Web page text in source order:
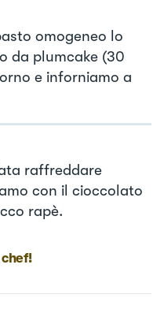
omogeneo lo
da plumcake (30
e inforniamo a
raffreddare
con il cioccolato
rapè.